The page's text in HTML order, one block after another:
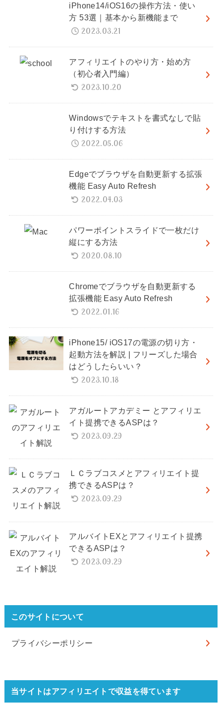
iPhone14/iOS16の操作方法・使い
方 53選｜基本から新機能まで
2023.03.21
アフィリエイトのやり方・始め方
（初心者入門編）
2023.10.20
Windowsでテキストを書式なしで貼
り付けする方法
2022.05.06
Edgeでブラウザを自動更新する拡張
機能 Easy Auto Refresh
2022.04.03
パワーポイントスライドで一枚だけ
縦にする方法
2020.08.10
Chromeでブラウザを自動更新する
拡張機能 Easy Auto Refresh
2022.01.16
iPhone15/ iOS17の電源の切り方・
起動方法を解説 | フリーズした場合
はどうしたらいい？
2023.10.18
アガルートアカデミー とアフィリエ
イト提携できるASPは？
2023.09.29
ＬＣラブコスメとアフィリエイト提
携できるASPは？
2023.09.29
アルバイトEXとアフィリエイト提携
できるASPは？
2023.09.29
このサイトについて
プライバシーポリシー
当サイトはアフィリエイトで収益を得ています